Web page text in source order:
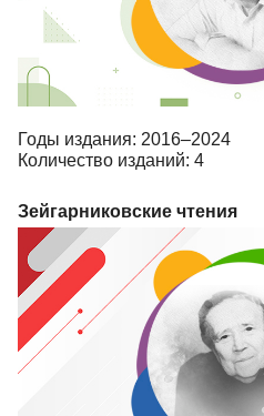
Годы издания: 2016–2024
Количество изданий: 4
Зейгарниковские чтения